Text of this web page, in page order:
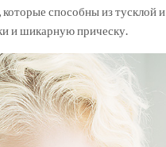
способны из тусклой и
и шикарную прическу.